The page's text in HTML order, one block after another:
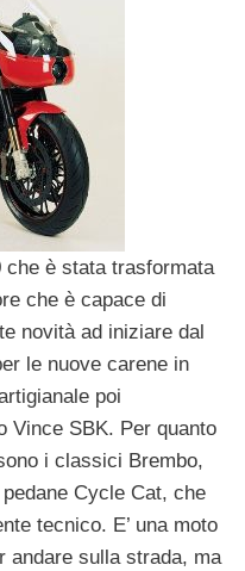
che è stata trasformata
che è capace di
novità ad iniziare dal
le nuove carene in
poi
Vince SBK. Per quanto
i classici Brembo,
Cycle Cat, che
tecnico. E’ una moto
andare sulla strada, ma